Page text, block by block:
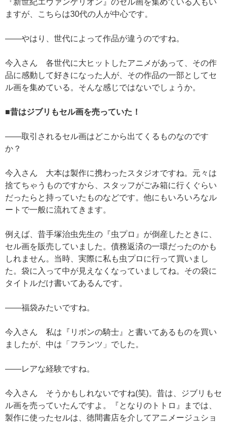
『新世紀エヴァンゲリオン』のセル画を集めている人もい
ますが、こちらは30代の人が中心です。
——やはり、世代によって作品が違うのですね。
今入さん 各世代に大ヒットしたアニメがあって、その作
品に感動して好きになった人が、その作品の一部としてセ
ル画を集めている。そんな感じではないでしょうか。
■昔はジブリもセル画を売っていた！
——取引されるセル画はどこから出てくるものなのです
か？
今入さん 大本は製作に携わったスタジオですね。元々は
捨てちゃうものですから、スタッフがごみ箱に行くぐらい
だったらと持っていたものなどです。他にもいろいろなル
ートで一般に流れてきます。
例えば、昔手塚治虫先生の『虫プロ』が倒産したときに、
セル画を販売していました。債務返済の一環だったのかも
しれません。当時、実際に私も虫プロに行って買いまし
た。袋に入って中が見えなくなっていましてね。その袋に
タイトルだけ書いてあるんです。
——福袋みたいですね。
今入さん 私は『リボンの騎士』と書いてあるものを買い
ましたが、中は「フランツ」でした。
——レアな経験ですね。
今入さん そうかもしれないですね(笑)。昔は、ジブリもセ
ル画を売っていたんですよ。『となりのトトロ』までは、
製作に使ったセルは、徳間書店を介してアニメージュショ